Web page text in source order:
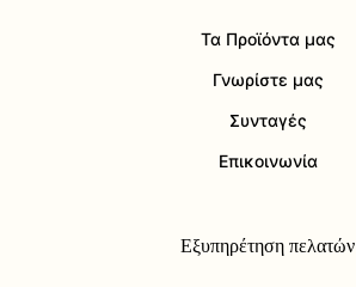
Τα Προϊόντα μας
Γνωρίστε μας
Συνταγές
Επικοινωνία
Εξυπηρέτηση πελατών